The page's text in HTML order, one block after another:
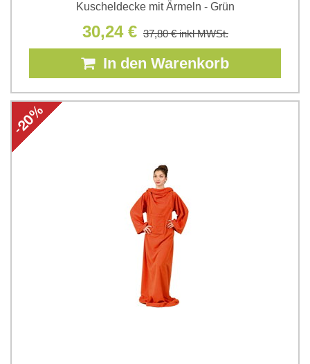
Kuscheldecke mit Ärmeln - Grün
30,24 € 37,80 €inkl MWSt.
In den Warenkorb